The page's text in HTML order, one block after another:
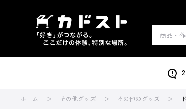
ホーム その他グッズ その他のグッズ